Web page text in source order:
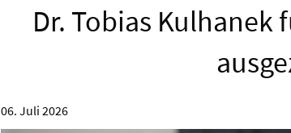
Dr. Tobias Kulhanek
06. Juli 2026